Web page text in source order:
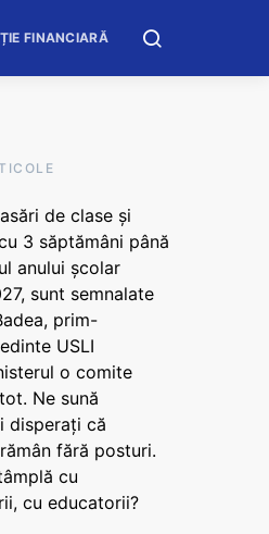
FINANCIARĂ
de clase și
3 săptămâni până
anului școlar
sunt semnalate
prim-
USLI
o comite
Ne sună
disperați că
fără posturi.
cu
cu educatorii?